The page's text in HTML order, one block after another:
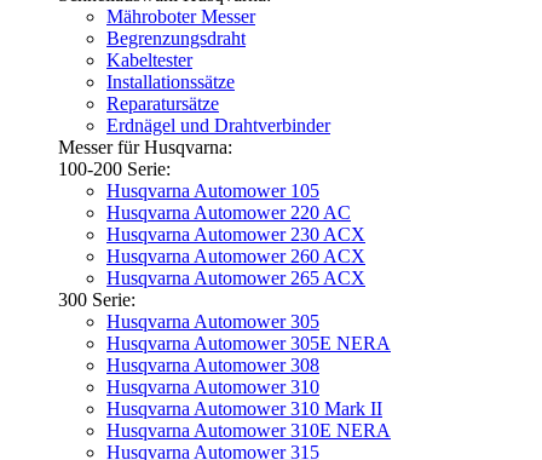
Mähroboter Messer
Begrenzungsdraht
Kabeltester
Installationssätze
Reparatursätze
Erdnägel und Drahtverbinder
Messer für Husqvarna:
100-200 Serie:
Husqvarna Automower 105
Husqvarna Automower 220 AC
Husqvarna Automower 230 ACX
Husqvarna Automower 260 ACX
Husqvarna Automower 265 ACX
300 Serie:
Husqvarna Automower 305
Husqvarna Automower 305E NERA
Husqvarna Automower 308
Husqvarna Automower 310
Husqvarna Automower 310 Mark II
Husqvarna Automower 310E NERA
Husqvarna Automower 315